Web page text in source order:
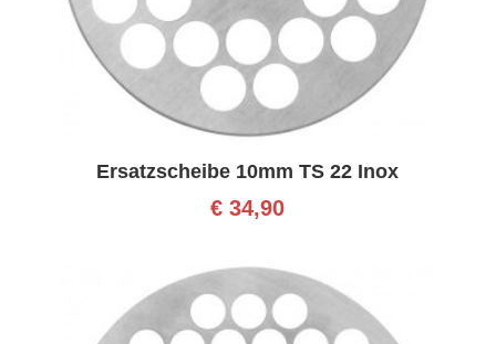
Ersatzscheibe 10mm TS 22 Inox
€ 34,90